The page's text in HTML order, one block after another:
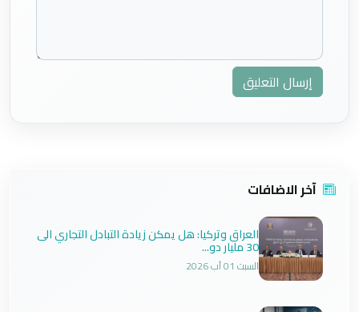
إرسال التعليق
آخر الاضافات
العراق وتركيا: هل يمكن زيادة التبادل التجاري الى
30 مليار دو...
السبت 01 آب 2026